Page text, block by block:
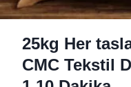
25kg Her
CMC Tekstil